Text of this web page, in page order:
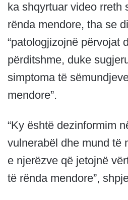
ka shqyrtuar video rreth
rënda mendore, tha se
“patologjizojnë përvojat
përditshme, duke
simptoma të
mendore”.
“Ky është dezinformim
vulnerabël dhe mund të
e njerëzve që jetojnë
të rënda mendore”,